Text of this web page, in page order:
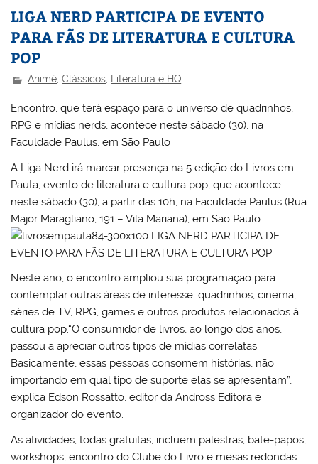
LIGA NERD PARTICIPA DE EVENTO
PARA FÃS DE LITERATURA E CULTURA
POP
Animê,Clássicos, Literatura e HQ
Encontro, que terá espaço para o universo de quadrinhos,
RPG e mídias nerds, acontece neste sábado (30), na
Faculdade Paulus, em São Paulo
A Liga Nerd irá marcar presença na 5 edição do Livros em
Pauta, evento de literatura e cultura pop, que acontece
neste sábado (30), a partir das 10h, na Faculdade Paulus (Rua
Major Maragliano, 191 – Vila Mariana), em São Paulo.
Neste ano, o encontro ampliou sua programação para
contemplar outras áreas de interesse: quadrinhos, cinema,
séries de TV, RPG, games e outros produtos relacionados à
cultura pop.“O consumidor de livros, ao longo dos anos,
passou a apreciar outros tipos de mídias correlatas.
Basicamente, essas pessoas consomem histórias, não
importando em qual tipo de suporte elas se apresentam”,
explica Edson Rossatto, editor da Andross Editora e
organizador do evento.
As atividades, todas gratuitas, incluem palestras, bate-papos,
workshops, encontro do Clube do Livro e mesas redondas